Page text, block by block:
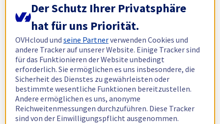
Der Schutz Ihrer Privatsphäre
hat für uns Priorität.
OVHcloud undseine Partnerverwenden Cookies und
andere Tracker auf unserer Website. Einige Tracker sind
für das Funktionieren der Website unbedingt
erforderlich. Sie ermöglichen es uns insbesondere, die
Sicherheit des Dienstes zu gewährleisten oder
bestimmte wesentliche Funktionen bereitzustellen.
Andere ermöglichen es uns, anonyme
Reichweitenmessungen durchzuführen. Diese Tracker
sind von der Einwilligungspflicht ausgenommen.